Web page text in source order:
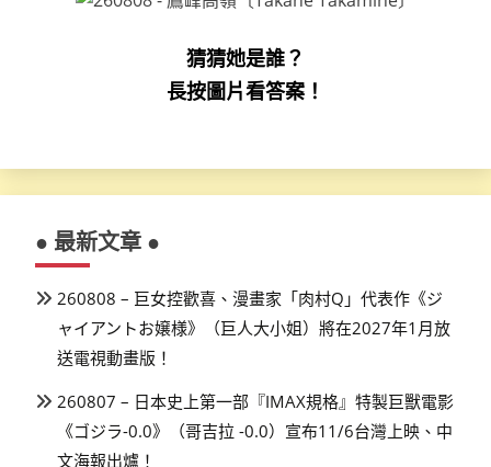
猜猜她是誰？
長按圖片看答案！
● 最新文章 ●
260808 – 巨女控歡喜、漫畫家「肉村Q」代表作《ジ
ャイアントお嬢様》（巨人大小姐）將在2027年1月放
送電視動畫版！
260807 – 日本史上第一部『IMAX規格』特製巨獸電影
《ゴジラ-0.0》（哥吉拉 -0.0）宣布11/6台灣上映、中
文海報出爐！